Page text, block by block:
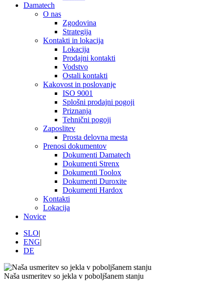
Damatech
O nas
Zgodovina
Strategija
Kontakti in lokacija
Lokacija
Prodajni kontakti
Vodstvo
Ostali kontakti
Kakovost in poslovanje
ISO 9001
Splošni prodajni pogoji
Priznanja
Tehnični pogoji
Zaposlitev
Prosta delovna mesta
Prenosi dokumentov
Dokumenti Damatech
Dokumenti Strenx
Dokumenti Toolox
Dokumenti Duroxite
Dokumenti Hardox
Kontakti
Lokacija
Novice
SLO|
ENG|
DE
Naša usmeritev so jekla v poboljšanem stanju